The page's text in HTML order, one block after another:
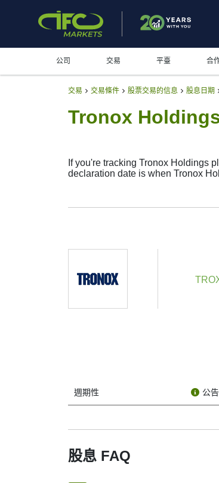
公司 交易 平臺 合
交易 交易條件 股票交易的信息 股息日期
Tronox
If you're tracking Tronox Holdings
declaration date is when Tronox
The record date is when Tronox
TROX Dividend Date
If you're keeping an eye on
A dividend is a payment made by
The dividend date isn’t just one
This is when Tronox Holdings plc
the rest of the schedule.
dividend this time around.
週期性 公
股息 FAQ